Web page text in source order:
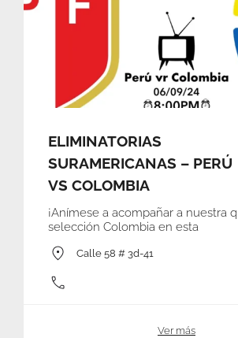
ELIMINATORIAS
SURAMERICANAS – PERÚ
VS COLOMBIA
¡Anímese a acompañar a nuestra
selección Colombia en esta
Calle 58 # 3d-41
Ver más